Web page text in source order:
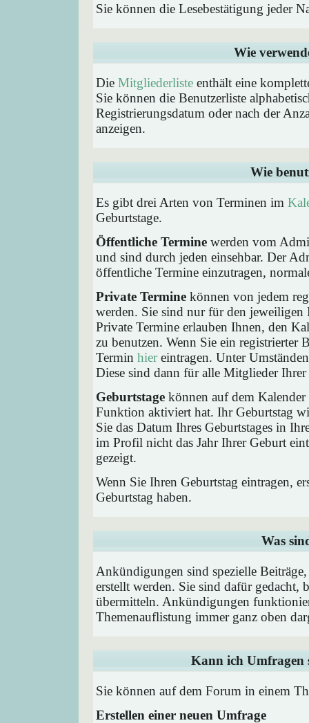
Sie können die Lesebestätigung jeder
Wie
Die Mitgliederliste enthält eine
Sie können die Benutzerliste
Registrierungsdatum oder nach der
anzeigen.
Wie
Es gibt drei Arten von Terminen im
Geburtstage.
Öffentliche Termine werden vom
und sind durch jeden einsehbar. Der
öffentliche Termine einzutragen,
Private Termine können von jedem
werden. Sie sind nur für den jeweiligen
Private Termine erlauben Ihnen, den
zu benutzen. Wenn Sie ein registrierter
Termin hiereintragen. Unter
Diese sind dann für alle Mitglieder
Geburtstage können auf dem
Funktion aktiviert hat. Ihr Geburtstag
Sie das Datum Ihres Geburtstages in
im Profil nicht das Jahr Ihrer Geburt
gezeigt.
Wenn Sie Ihren Geburtstag eintragen,
Geburtstag haben.
Was
Ankündigungen sind spezielle
erstellt werden. Sie sind dafür gedacht,
übermitteln. Ankündigungen
Themenauflistung immer ganz oben
Kann ich Umfragen
Sie können auf dem Forum in einem
Erstellen einer neuen Umfrage